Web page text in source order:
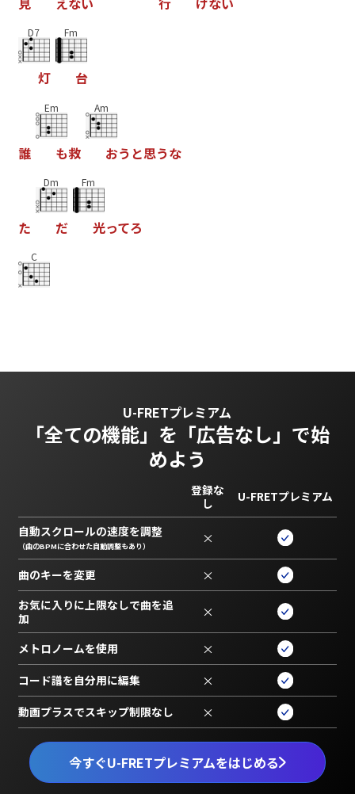
D7
灯
Fm
台
誰
Em
も救
Am
おう と思うな
た
Dm
だ
Fm
光ってろ
C
U-FRETプレミアム
「全ての機能」を 「広告なし」で始
めよう
今すぐU-FRETプレミアムをはじめる
登録な
し
U-FRETプレミアム
自動スクロールの速度を調整
（曲のBPMに合わせた自動調整もあり） ×
曲のキーを変更 ×
お気に入りに上限なしで曲を追
加
×
メトロノームを使用 ×
コード譜を自分用に編集 ×
動画プラスでスキップ制限なし ×